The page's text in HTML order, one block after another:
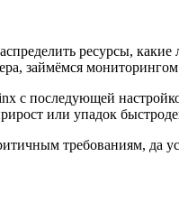
ресурсы, какие
займёмся мониторингом
с последующей
или упадок
требованиям, да